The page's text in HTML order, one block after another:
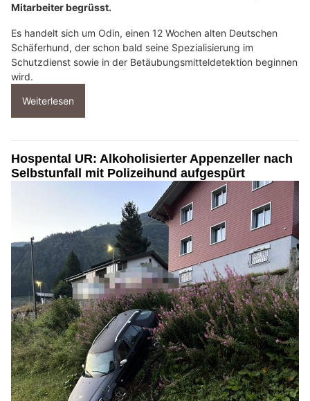
Mitarbeiter begrüsst.
Es handelt sich um Odin, einen 12 Wochen alten Deutschen
Schäferhund, der schon bald seine Spezialisierung im
Schutzdienst sowie in der Betäubungsmitteldetektion beginnen
wird.
Weiterlesen
Hospental UR: Alkoholisierter Appenzeller nach
Selbstunfall mit Polizeihund aufgespürt